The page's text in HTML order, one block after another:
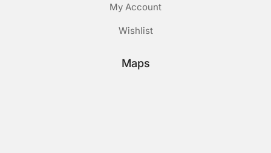
My Account
Wishlist
Maps